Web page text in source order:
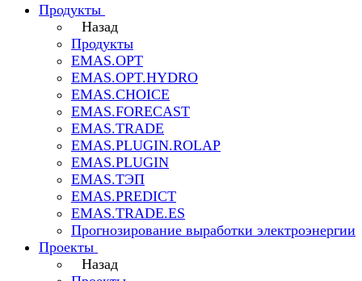
Продукты
Назад
Продукты
EMAS.OPT
EMAS.OPT.HYDRO
EMAS.CHOICE
EMAS.FORECAST
EMAS.TRADE
EMAS.PLUGIN.ROLAP
EMAS.PLUGIN
EMAS.ТЭП
EMAS.PREDICT
EMAS.TRADE.ES
Прогнозирование выработки электроэнергии
Проекты
Назад